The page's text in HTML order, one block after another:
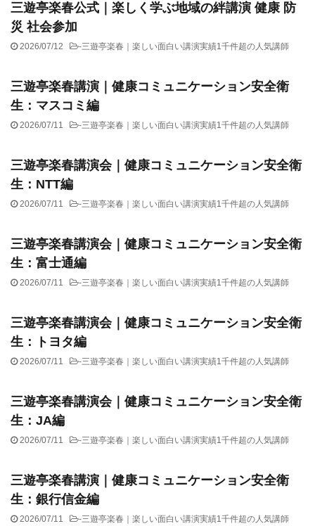
三遊亭楽春公式｜楽しく学ぶ地域の絆講演 健康 防
災 社会参加
2026/07/12 -三遊亭楽春｜楽しい面白い講演実績1千件超の人気講師
三遊亭楽春講演｜健康コミュニケーション安全衛
生：マスコミ編
2026/07/11 -三遊亭楽春｜楽しい面白い講演実績1千件超の人気講師
三遊亭楽春講演会｜健康コミュニケーション安全衛
生：NTT編
2026/07/11 -三遊亭楽春｜楽しい面白い講演実績1千件超の人気講師
三遊亭楽春講演会｜健康コミュニケーション安全衛
生：富士通編
2026/07/11 -三遊亭楽春｜楽しい面白い講演実績1千件超の人気講師
三遊亭楽春講演会｜健康コミュニケーション安全衛
生：トヨタ編
2026/07/11 -三遊亭楽春｜楽しい面白い講演実績1千件超の人気講師
三遊亭楽春講演会｜健康コミュニケーション安全衛
生：JA編
2026/07/11 -三遊亭楽春｜楽しい面白い講演実績1千件超の人気講師
三遊亭楽春講演｜健康コミュニケーション安全衛
生：銀行信金編
2026/07/11 -三遊亭楽春｜楽しい面白い講演実績1千件超の人気講師